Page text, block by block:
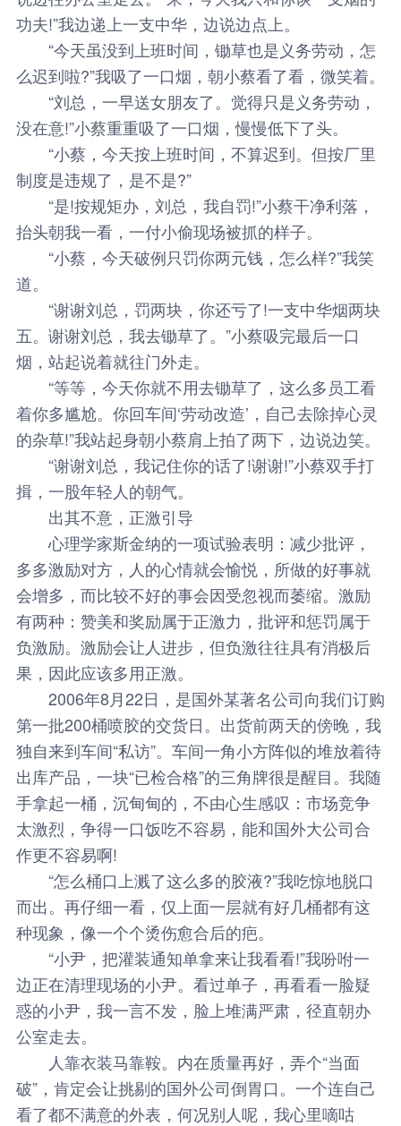
功夫!”我边递上一支中华，边说边点上。
“今天虽没到上班时间，锄草也是义务劳动，怎
么迟到啦?”我吸了一口烟，朝小蔡看了看，微笑着。
“刘总，一早送女朋友了。觉得只是义务劳动，
没在意!”小蔡重重吸了一口烟，慢慢低下了头。
“小蔡，今天按上班时间，不算迟到。但按厂里
制度是违规了，是不是?”
“是!按规矩办，刘总，我自罚!”小蔡干净利落，
抬头朝我一看，一付小偷现场被抓的样子。
“小蔡，今天破例只罚你两元钱，怎么样?”我笑
道。
“谢谢刘总，罚两块，你还亏了!一支中华烟两块
五。谢谢刘总，我去锄草了。”小蔡吸完最后一口
烟，站起说着就往门外走。
“等等，今天你就不用去锄草了，这么多员工看
着你多尴尬。你回车间‘劳动改造’，自己去除掉心灵
的杂草!”我站起身朝小蔡肩上拍了两下，边说边笑。
“谢谢刘总，我记住你的话了!谢谢!”小蔡双手打
揖，一股年轻人的朝气。
出其不意，正激引导
心理学家斯金纳的一项试验表明：减少批评，
多多激励对方，人的心情就会愉悦，所做的好事就
会增多，而比较不好的事会因受忽视而萎缩。激励
有两种：赞美和奖励属于正激力，批评和惩罚属于
负激励。激励会让人进步，但负激往往具有消极后
果，因此应该多用正激。
2006年8月22日，是国外某著名公司向我们订购
第一批200桶喷胶的交货日。出货前两天的傍晚，我
独自来到车间“私访”。车间一角小方阵似的堆放着待
出库产品，一块“已检合格”的三角牌很是醒目。我随
手拿起一桶，沉甸甸的，不由心生感叹：市场竞争
太激烈，争得一口饭吃不容易，能和国外大公司合
作更不容易啊!
“怎么桶口上溅了这么多的胶液?”我吃惊地脱口
而出。再仔细一看，仅上面一层就有好几桶都有这
种现象，像一个个烫伤愈合后的疤。
“小尹，把灌装通知单拿来让我看看!”我吩咐一
边正在清理现场的小尹。看过单子，再看看一脸疑
惑的小尹，我一言不发，脸上堆满严肃，径直朝办
公室走去。
人靠衣装马靠鞍。内在质量再好，弄个“当面
破”，肯定会让挑剔的国外公司倒胃口。一个连自己
看了都不满意的外表，何况别人呢，我心里嘀咕